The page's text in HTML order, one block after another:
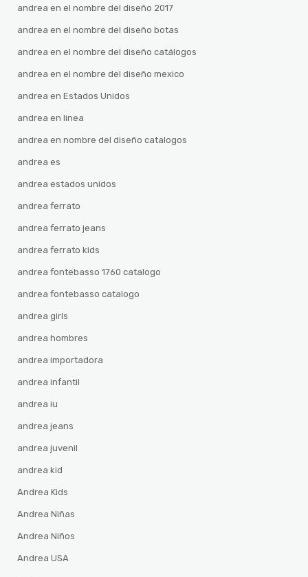
andrea en el nombre del diseño 2017
andrea en el nombre del diseño botas
andrea en el nombre del diseño catálogos
andrea en el nombre del diseño mexico
andrea en Estados Unidos
andrea en linea
andrea en nombre del diseño catalogos
andrea es
andrea estados unidos
andrea ferrato
andrea ferrato jeans
andrea ferrato kids
andrea fontebasso 1760 catalogo
andrea fontebasso catalogo
andrea girls
andrea hombres
andrea importadora
andrea infantil
andrea iu
andrea jeans
andrea juvenil
andrea kid
Andrea Kids
Andrea Niñas
Andrea Niños
Andrea USA